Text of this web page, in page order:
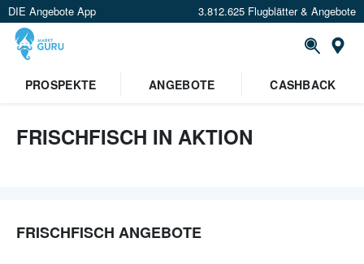
DIE Angebote App 3.812.625 Flugblätter & Angebote
PROSPEKTE
ANGEBOTE CASHBACK
FRISCHFISCH IN AKTION
FRISCHFISCH ANGEBOTE